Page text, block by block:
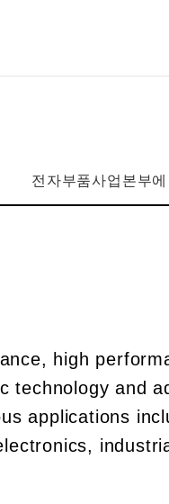
전자부품사업본부에
high
technology and
applications